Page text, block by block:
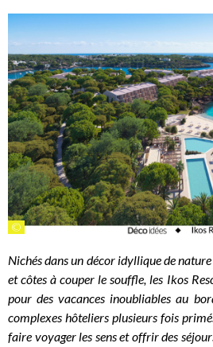
©
Nichés dans un décor idyllique de
et côtes à couper le souffle, les Ikos
pour des vacances inoubliables au
complexes hôteliers plusieurs fois
faire voyager les sens et offrir des